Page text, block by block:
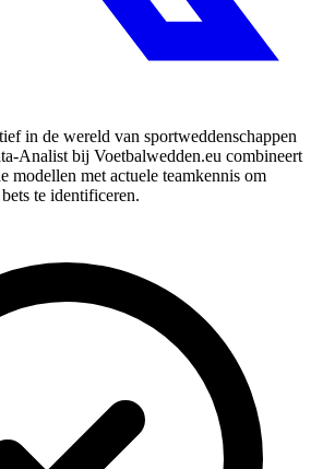
in de wereld van sportweddenschappen
Analist bij Voetbalwedden.eu combineert
modellen met actuele teamkennis om
te identificeren.